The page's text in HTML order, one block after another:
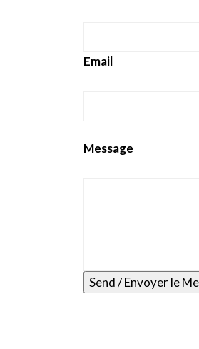
Email
Message
Send / Envoyer le